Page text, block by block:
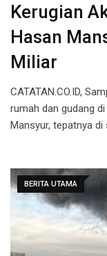
Kerugian
Hasan
Miliar
CATATAN.CO.ID,
rumah dan gudang
Mansyur, tepatnya di
BERITA UTAMA